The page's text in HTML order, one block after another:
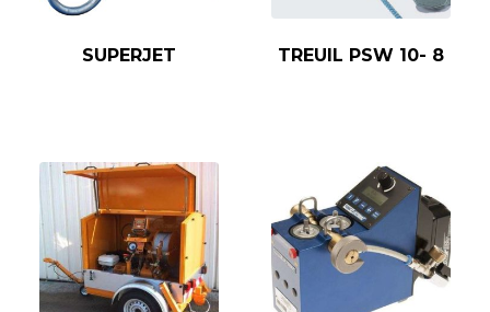
SUPERJET TREUIL PSW 10- 8